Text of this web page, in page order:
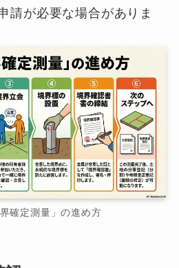
請が必要な場合がありま
界確定測量」の進め方